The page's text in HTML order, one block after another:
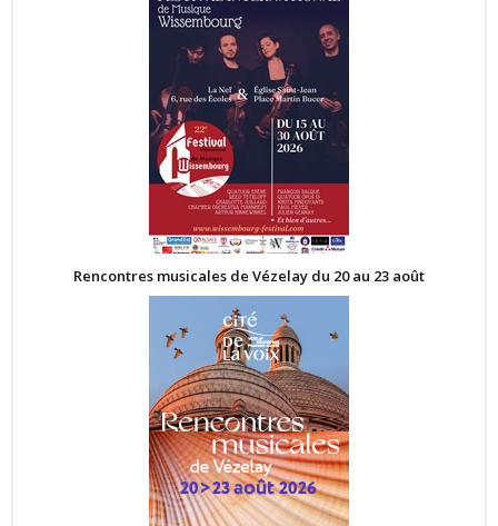
Rencontres musicales de Vézelay du 20 au 23 août